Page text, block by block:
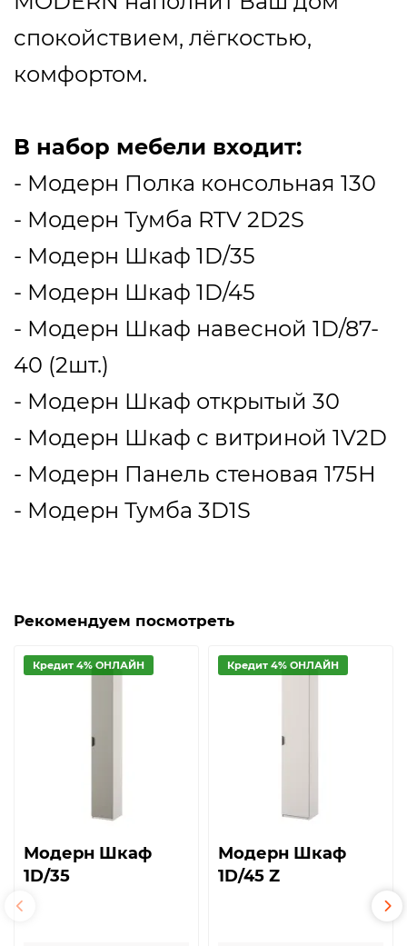
спокойствием, лёгкостью,
комфортом.
В набор мебели входит:
- Модерн Полка консольная 130
- Модерн Тумба RTV 2D2S
- Модерн Шкаф 1D/35
- Модерн Шкаф 1D/45
- Модерн Шкаф навесной 1D/87-
40 (2шт.)
- Модерн Шкаф открытый 30
- Модерн Шкаф с витриной 1V2D
- Модерн Панель стеновая 175Н
- Модерн Тумба 3D1S
Рекомендуем посмотреть
Кредит 4% ОНЛАЙН
Модерн Шкаф
1D/35
Кредит 4% ОНЛАЙН
Модерн Шкаф
1D/45 Z